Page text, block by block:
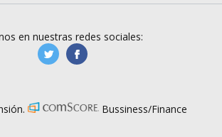
en nuestras redes sociales:
manufacturaGE
Bussiness/Finance